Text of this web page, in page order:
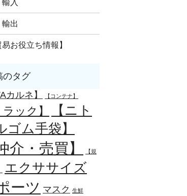
入
出
易お役立ち情報】
カルネ】 【コンテナ】
ラック】
【ニト
ゴム手袋】
介・売買】 【規
エクササイズ
ーツ マスク 生鮮